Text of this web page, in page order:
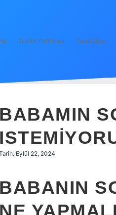
Gizlilik Politikası Yasal Uyarı
BABAMIN
Eylül 22, 2024
BABANIN
NE